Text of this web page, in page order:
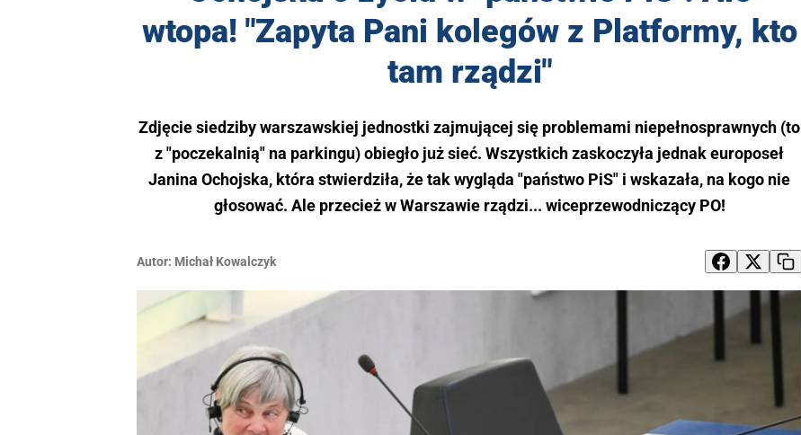
wtopa! "Zapyta Pani kolegów z Platformy, kto
tam rządzi"
Zdjęcie siedziby warszawskiej jednostki zajmującej się problemami niepełnosprawnych (to
z "poczekalnią" na parkingu) obiegło już sieć. Wszystkich zaskoczyła jednak europoseł
Janina Ochojska, która stwierdziła, że tak wygląda "państwo PiS" i wskazała, na kogo nie
głosować. Ale przecież w Warszawie rządzi... wiceprzewodniczący PO!
Autor: Michał Kowalczyk